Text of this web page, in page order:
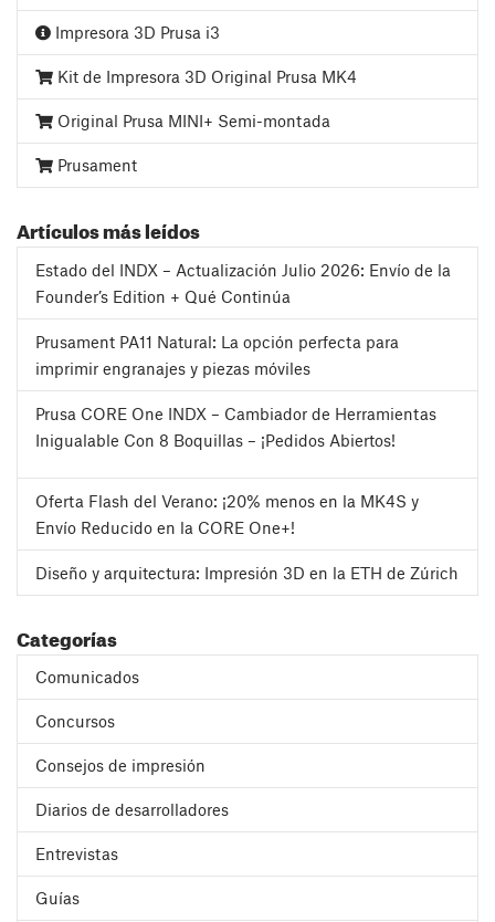
Impresora 3D Prusa i3
Kit de Impresora 3D Original Prusa MK4
Original Prusa MINI+ Semi-montada
Prusament
Artículos más leídos
Estado del INDX – Actualización Julio 2026: Envío de la
Founder’s Edition + Qué Continúa
Prusament PA11 Natural: La opción perfecta para
imprimir engranajes y piezas móviles
Prusa CORE One INDX – Cambiador de Herramientas
Inigualable Con 8 Boquillas – ¡Pedidos Abiertos!
Oferta Flash del Verano: ¡20% menos en la MK4S y
Envío Reducido en la CORE One+!
Diseño y arquitectura: Impresión 3D en la ETH de Zúrich
Categorías
Comunicados
Concursos
Consejos de impresión
Diarios de desarrolladores
Entrevistas
Guías